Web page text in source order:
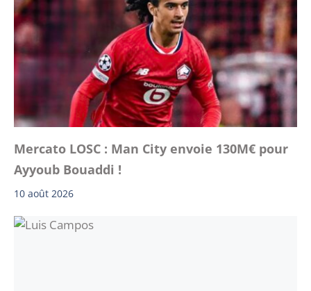
Mercato LOSC : Man City envoie 130M€ pour
Ayyoub Bouaddi !
10 août 2026